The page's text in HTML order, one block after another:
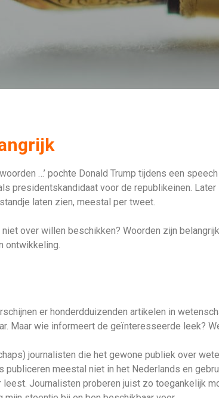
…’ pochte Donald Trump tijdens een
presidentskandidaat voor de republikeinen.
laten zien, meestal per tweet.
niet over willen beschikken? Woorden zijn
ontwikkeling.
er honderdduizenden artikelen in
Maar wie informeert de geïnteresseerde leek?
journalisten die het gewone publiek over
publiceren meestal niet in het Nederlands en
Journalisten proberen juist zo toegankelijk